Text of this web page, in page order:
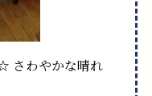
さわやかな晴れ